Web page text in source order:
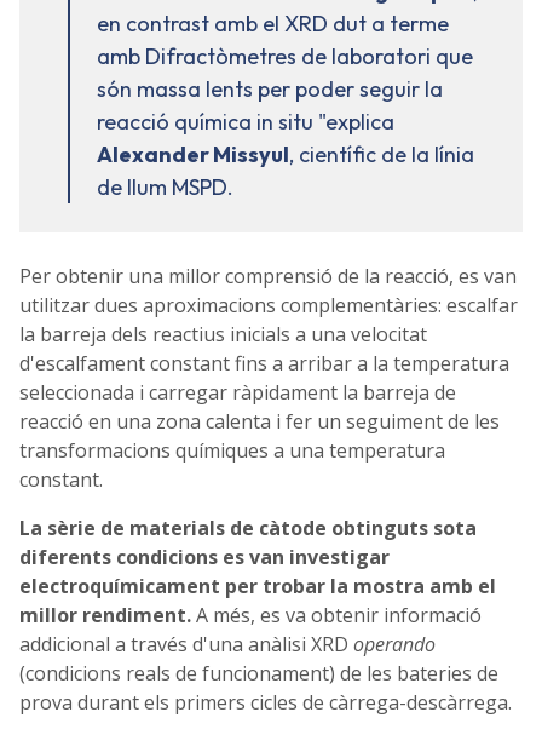
en contrast amb el XRD dut a terme
amb Difractòmetres de laboratori que
són massa lents per poder seguir la
reacció química in situ "explica
Alexander Missyul, científic de la línia
de llum MSPD.
Per obtenir una millor comprensió de la reacció, es van
utilitzar dues aproximacions complementàries: escalfar
la barreja dels reactius inicials a una velocitat
d'escalfament constant fins a arribar a la temperatura
seleccionada i carregar ràpidament la barreja de
reacció en una zona calenta i fer un seguiment de les
transformacions químiques a una temperatura
constant.
La sèrie de materials de càtode obtinguts sota
diferents condicions es van investigar
electroquímicament per trobar la mostra amb el
millor rendiment.A més, es va obtenir informació
addicional a través d'una anàlisi XRD operando
(condicions reals de funcionament) de les bateries de
prova durant els primers cicles de càrrega-descàrrega.